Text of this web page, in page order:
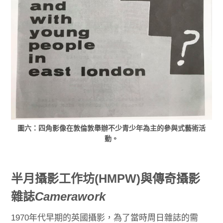
圖六：四角影像在敦倫敦舉辦不少青少年為主的參與式藝術活
動。
半月攝影工作坊(HMPW)與傳奇攝影
雜誌Camerawork
1970年代早期的英國攝影，為了當時周日雜誌的需